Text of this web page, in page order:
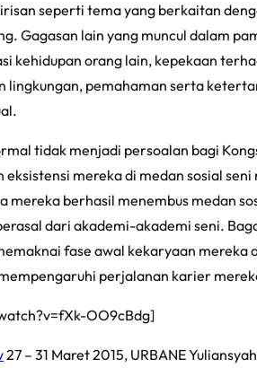
seperti tema yang berkaitan
Gagasan lain yang muncul dalam
kehidupan orang lain, kepekaan
lingkungan, pemahaman serta
tidak menjadi persoalan bagi
mereka di medan sosial seni
mereka berhasil menembus medan
dari akademi-akademi seni.
fase awal kekaryaan mereka
perjalanan karier
OO9cBdg]
27 – 31 Maret 2015, URBANE